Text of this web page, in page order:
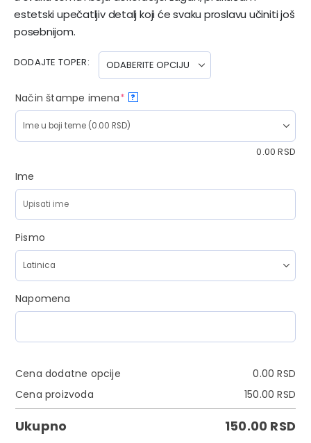
estetski upečatljiv detalj koji će svaku proslavu učiniti još
posebnijom.
DODAJTE TOPER
Način štampe imena* ?
0.00RSD
Ime
Pismo
Napomena
Cena dodatne opcije 0.00RSD
Cena proizvoda
150.00RSD
Ukupno 150.00 RSD